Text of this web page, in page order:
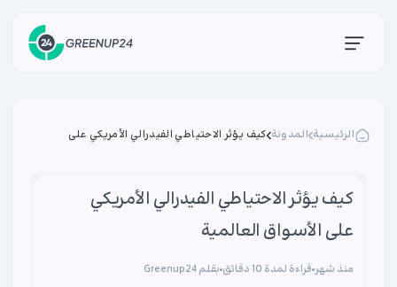
الرئيسية المدونة كيف يؤثر الاحتياطي الفيدرالي الأمريكي على
كيف يؤثر الاحتياطي الفيدرالي الأمريكي
على الأسواق العالمية
منذ شهر قراءة لمدة 10 دقائق بقلم Greenup24